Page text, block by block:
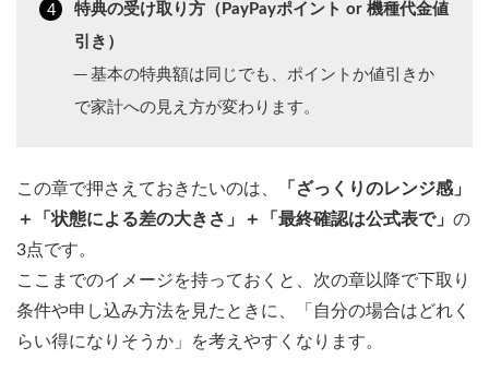
特典の受け取り方（PayPayポイント or 機種代金値
引き）
─ 基本の特典額は同じでも、ポイントか値引きか
で家計への見え方が変わります。
この章で押さえておきたいのは、
「ざっくりのレンジ感」
＋「状態による差の大きさ」＋「最終確認は公式表で」 の
3点です。
ここまでのイメージを持っておくと、次の章以降で下取り
条件や申し込み方法を見たときに、「自分の場合はどれく
らい得になりそうか」を考えやすくなります。